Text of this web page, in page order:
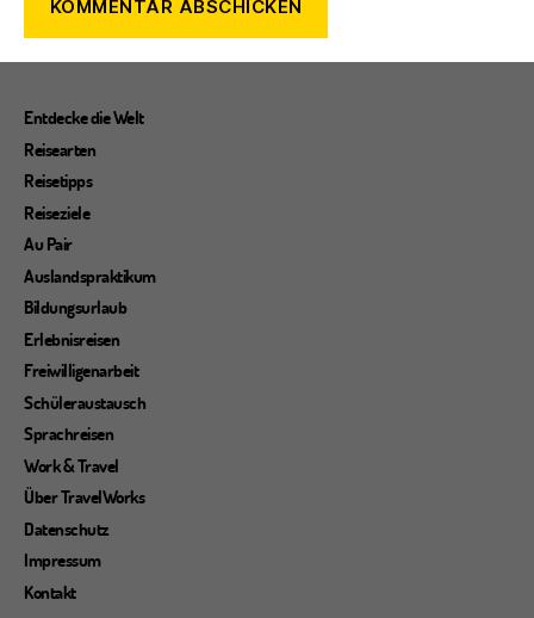
Entdecke die Welt
Reisearten
Reisetipps
Reiseziele
Au Pair
Auslandspraktikum
Bildungsurlaub
Erlebnisreisen
Freiwilligenarbeit
Schüleraustausch
Sprachreisen
Work & Travel
Über TravelWorks
Datenschutz
Impressum
Kontakt